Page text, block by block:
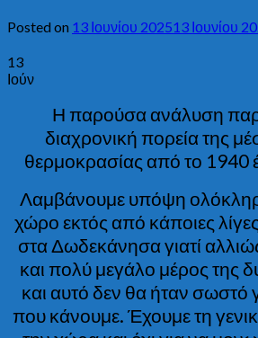
Posted on 13 Ιουνίου 202513 Ιουνίου
13
Ιούν
Η παρούσα ανάλυση
διαχρονική πορεία της
θερμοκρασίας από το 1940
Λαμβάνουμε υπόψη
χώρο εκτός από κάποιες
στα Δωδεκάνησα γιατί
και πολύ μεγάλο μέρος της
και αυτό δεν θα ήταν σωστό
που κάνουμε. Έχουμε τη